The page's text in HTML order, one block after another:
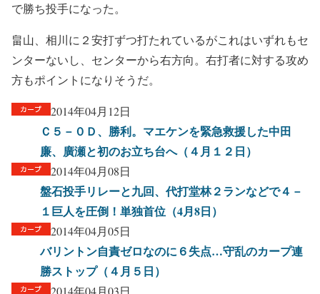
で勝ち投手になった。
畠山、相川に２安打ずつ打たれているがこれはいずれもセ
ンターないし、センターから右方向。右打者に対する攻め
方もポイントになりそうだ。
2014年04月12日
Ｃ５－０Ｄ、勝利。マエケンを緊急救援した中田
廉、廣瀬と初のお立ち台へ（４月１２日）
2014年04月08日
盤石投手リレーと九回、代打堂林２ランなどで４－
１巨人を圧倒！単独首位（4月8日）
2014年04月05日
バリントン自責ゼロなのに６失点…守乱のカープ連
勝ストップ（４月５日）
2014年04月03日